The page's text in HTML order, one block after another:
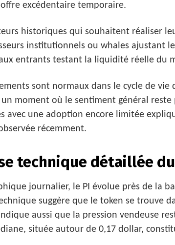
excédentaire temporaire.
historiques qui souhaitent réaliser
institutionnels ou whales ajustant
entrants testant la liquidité réelle du
sont normaux dans le cycle de vie
moment où le sentiment général reste
avec une adoption encore limitée
récemment.
technique détaillée
journalier, le PI évolue près de la
suggère que le token se trouve
aussi que la pression vendeuse
située autour de 0,17 dollar,